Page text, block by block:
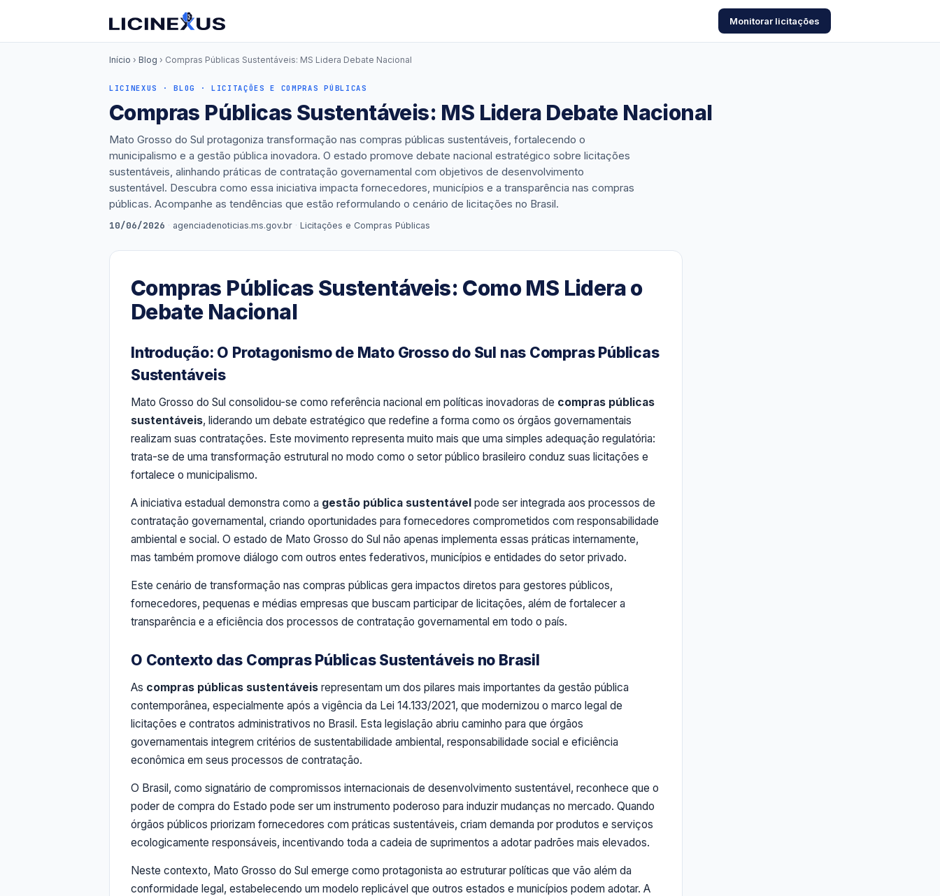
Monitorar licitações
Início › Blog › Compras Públicas Sustentáveis: MS Lidera Debate Nacional
LICINEXUS · BLOG · LICITAÇÕES E COMPRAS PÚBLICAS
Compras Públicas Sustentáveis: MS Lidera Debate Nacional
Mato Grosso do Sul protagoniza transformação nas compras públicas sustentáveis, fortalecendo o
municipalismo e a gestão pública inovadora. O estado promove debate nacional estratégico sobre licitações
sustentáveis, alinhando práticas de contratação governamental com objetivos de desenvolvimento
sustentável. Descubra como essa iniciativa impacta fornecedores, municípios e a transparência nas compras
públicas. Acompanhe as tendências que estão reformulando o cenário de licitações no Brasil.
10/06/2026 · agenciadenoticias.ms.gov.br · Licitações e Compras Públicas
Compras Públicas Sustentáveis: Como MS Lidera o
Debate Nacional
Introdução: O Protagonismo de Mato Grosso do Sul nas Compras Públicas
Sustentáveis
Mato Grosso do Sul consolidou-se como referência nacional em políticas inovadoras de compras públicas
sustentáveis, liderando um debate estratégico que redefine a forma como os órgãos governamentais
realizam suas contratações. Este movimento representa muito mais que uma simples adequação regulatória:
trata-se de uma transformação estrutural no modo como o setor público brasileiro conduz suas licitações e
fortalece o municipalismo.
A iniciativa estadual demonstra como a gestão pública sustentável pode ser integrada aos processos de
contratação governamental, criando oportunidades para fornecedores comprometidos com responsabilidade
ambiental e social. O estado de Mato Grosso do Sul não apenas implementa essas práticas internamente,
mas também promove diálogo com outros entes federativos, municípios e entidades do setor privado.
Este cenário de transformação nas compras públicas gera impactos diretos para gestores públicos,
fornecedores, pequenas e médias empresas que buscam participar de licitações, além de fortalecer a
transparência e a eficiência dos processos de contratação governamental em todo o país.
O Contexto das Compras Públicas Sustentáveis no Brasil
As compras públicas sustentáveis representam um dos pilares mais importantes da gestão pública
contemporânea, especialmente após a vigência da Lei 14.133/2021, que modernizou o marco legal de
licitações e contratos administrativos no Brasil. Esta legislação abriu caminho para que órgãos
governamentais integrem critérios de sustentabilidade ambiental, responsabilidade social e eficiência
econômica em seus processos de contratação.
O Brasil, como signatário de compromissos internacionais de desenvolvimento sustentável, reconhece que o
poder de compra do Estado pode ser um instrumento poderoso para induzir mudanças no mercado. Quando
órgãos públicos priorizam fornecedores com práticas sustentáveis, criam demanda por produtos e serviços
ecologicamente responsáveis, incentivando toda a cadeia de suprimentos a adotar padrões mais elevados.
Neste contexto, Mato Grosso do Sul emerge como protagonista ao estruturar políticas que vão além da
conformidade legal, estabelecendo um modelo replicável que outros estados e municípios podem adotar. A